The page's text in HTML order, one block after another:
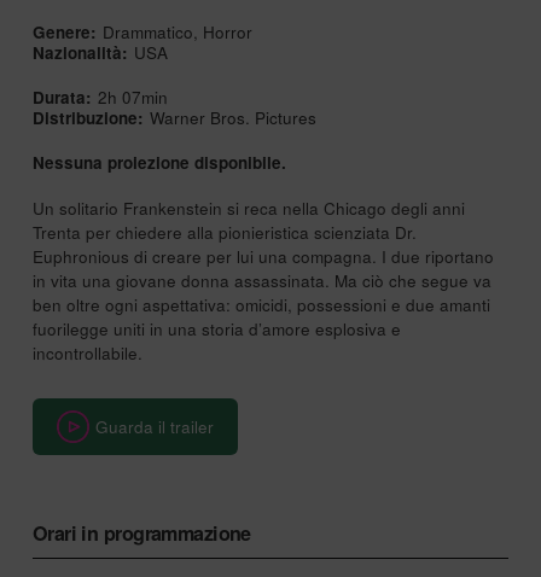
Genere: Drammatico, Horror
Nazionalità: USA
Durata: 2h 07min
Distribuzione: Warner Bros. Pictures
Nessuna proiezione disponibile.
Un solitario Frankenstein si reca nella Chicago degli anni
Trenta per chiedere alla pionieristica scienziata Dr.
Euphronious di creare per lui una compagna. I due riportano
in vita una giovane donna assassinata. Ma ciò che segue va
ben oltre ogni aspettativa: omicidi, possessioni e due amanti
fuorilegge uniti in una storia d’amore esplosiva e
incontrollabile.
Guarda il trailer
Orari in programmazione